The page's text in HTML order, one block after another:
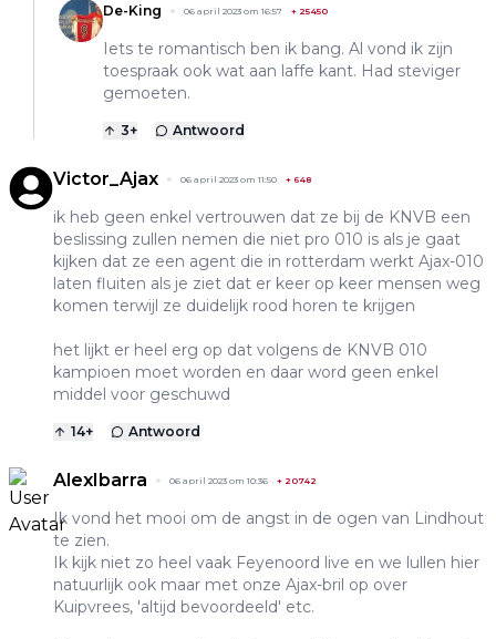
De-King 06 april 2023 om 16:57 + 25450
Iets te romantisch ben ik bang. Al vond ik zijn
toespraak ook wat aan laffe kant. Had steviger
gemoeten.
3+ Antwoord
Victor_Ajax 06 april 2023 om 11:50 + 648
ik heb geen enkel vertrouwen dat ze bij de KNVB een
beslissing zullen nemen die niet pro 010 is als je gaat
kijken dat ze een agent die in rotterdam werkt Ajax-010
laten fluiten als je ziet dat er keer op keer mensen weg
komen terwijl ze duidelijk rood horen te krijgen
het lijkt er heel erg op dat volgens de KNVB 010
kampioen moet worden en daar word geen enkel
middel voor geschuwd
14+ Antwoord
AlexIbarra 06 april 2023 om 10:36 + 20742
Ik vond het mooi om de angst in de ogen van Lindhout
te zien.
Ik kijk niet zo heel vaak Feyenoord live en we lullen hier
natuurlijk ook maar met onze Ajax-bril op over
Kuipvrees, 'altijd bevoordeeld' etc.